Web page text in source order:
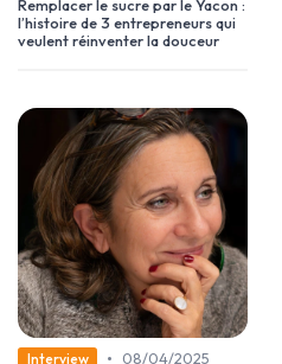
Remplacer le sucre par le Yacon :
l’histoire de 3 entrepreneurs qui
veulent réinventer la douceur
Interview •
08/04/2025